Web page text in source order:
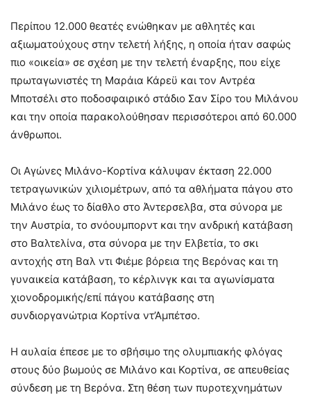
Περίπου 12.000 θεατές ενώθηκαν με αθλητές και
αξιωματούχους στην τελετή λήξης, η οποία ήταν σαφώς
πιο «οικεία» σε σχέση με την τελετή έναρξης, που είχε
πρωταγωνιστές τη Μαράια Κάρεϋ και τον Αντρέα
Μποτσέλι στο ποδοσφαιρικό στάδιο Σαν Σίρο του Μιλάνου
και την οποία παρακολούθησαν περισσότεροι από 60.000
άνθρωποι.
Οι Αγώνες Μιλάνο-Κορτίνα κάλυψαν έκταση 22.000
τετραγωνικών χιλιομέτρων, από τα αθλήματα πάγου στο
Μιλάνο έως το δίαθλο στο Άντερσελβα, στα σύνορα με
την Αυστρία, το σνόουμπορντ και την ανδρική κατάβαση
στο Βαλτελίνα, στα σύνορα με την Ελβετία, το σκι
αντοχής στη Βαλ ντι Φιέμε βόρεια της Βερόνας και τη
γυναικεία κατάβαση, το κέρλινγκ και τα αγωνίσματα
χιονοδρομικής/επί πάγου κατάβασης στη
συνδιοργανώτρια Κορτίνα ντ’Αμπέτσο.
Η αυλαία έπεσε με το σβήσιμο της ολυμπιακής φλόγας
στους δύο βωμούς σε Μιλάνο και Κορτίνα, σε απευθείας
σύνδεση με τη Βερόνα. Στη θέση των πυροτεχνημάτων